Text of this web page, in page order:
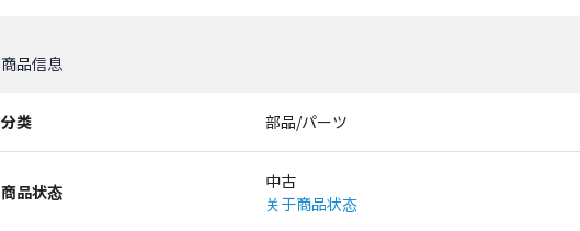
商品信息
分类 部品/パーツ
商品状态
中古
关于商品状态